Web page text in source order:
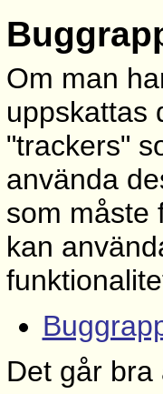
Om man
uppskattas
"trackers"
använda
som måste
kan
Det går